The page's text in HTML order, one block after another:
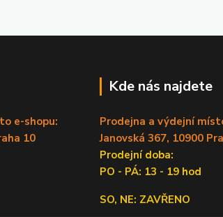
e-shopu:
10
Kde nás najdete
Prodejna a výdejní
Janovská 367, 10900
Prodejní doba:
PO - PÁ: 13 - 19 hod
SO, NE: ZAVŘENO